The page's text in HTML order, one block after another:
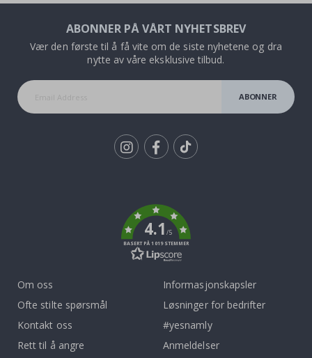
ABONNER PÅ VÅRT NYHETSBREV
Vær den første til å få vite om de siste nyhetene og dra
nytte av våre eksklusive tilbud.
ABONNER
4.1/5
BASERT PÅ 1019 STEMMER
Om oss
Ofte stilte spørsmål
Kontakt oss
Rett til å angre
Informasjonskapsler
Løsninger for bedrifter
#yesnamly
Anmeldelser